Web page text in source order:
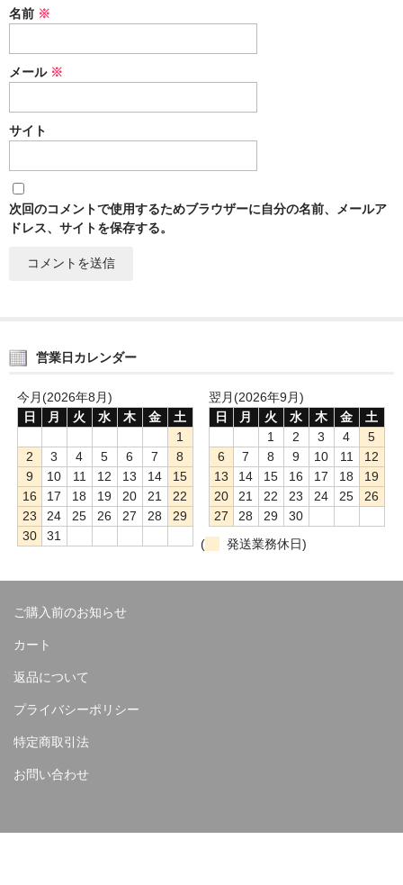
名前 ※
メール ※
サイト
次回のコメントで使用するためブラウザーに自分の名前、メールア
ドレス、サイトを保存する。
営業日カレンダー
今月(2026年8月)
日
月 火 水 木 金
土
1
2
3 4 5 6 7
8
9
10 11 12 13 14
15
16
17 18 19 20 21
22
23
24 25 26 27 28
29
30
31
翌月(2026年9月)
日
月 火 水 木 金
土
1
2 3 4
5
6
7 8 9 10 11
12
13
14 15 16 17 18
19
20
21 22 23 24 25
26
27
28 29
30
(
発送業務休日)
ご購入前のお知らせ
カート
返品について
プライバシーポリシー
特定商取引法
お問い合わせ